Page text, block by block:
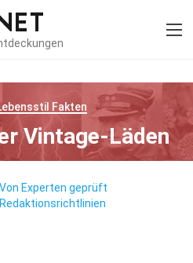
Fakten
Vintage-Läden
Von Experten geprüft
Redaktionsrichtlinien